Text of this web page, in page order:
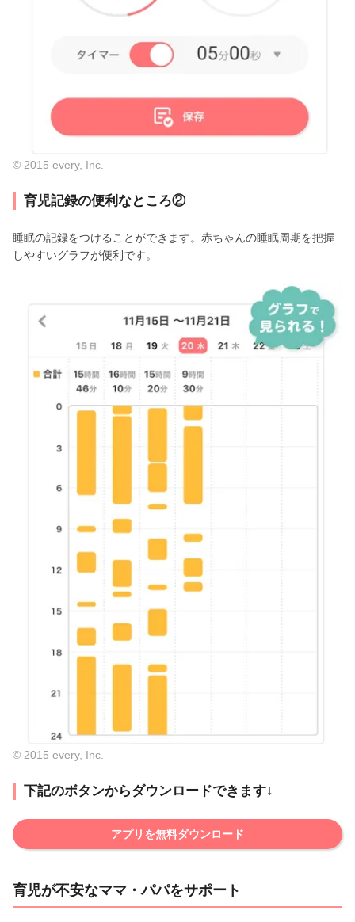
© 2015 every, Inc.
育児記録の便利なところ②
睡眠の記録をつけることができます。赤ちゃんの睡眠周期を把握
しやすいグラフが便利です。
© 2015 every, Inc.
下記のボタンからダウンロードできます↓
アプリを無料ダウンロード
育児が不安なママ・パパをサポート